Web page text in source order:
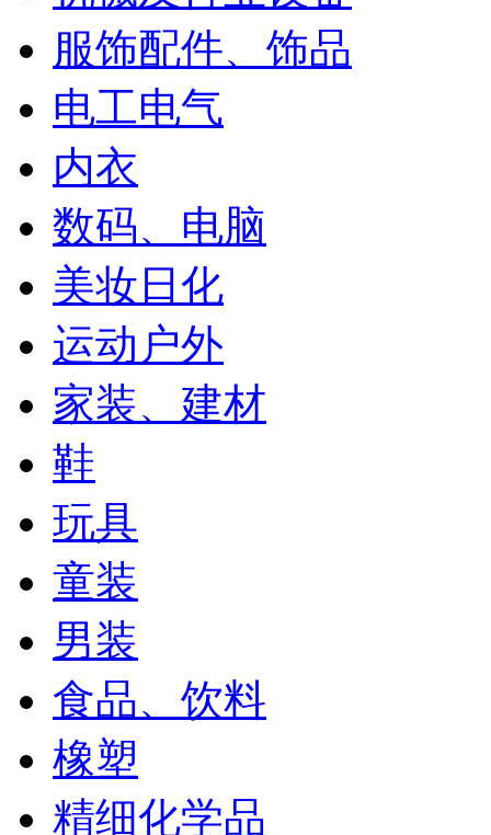
服饰配件、饰品
电工电气
内衣
数码、电脑
美妆日化
运动户外
家装、建材
鞋
玩具
童装
男装
食品、饮料
橡塑
精细化学品